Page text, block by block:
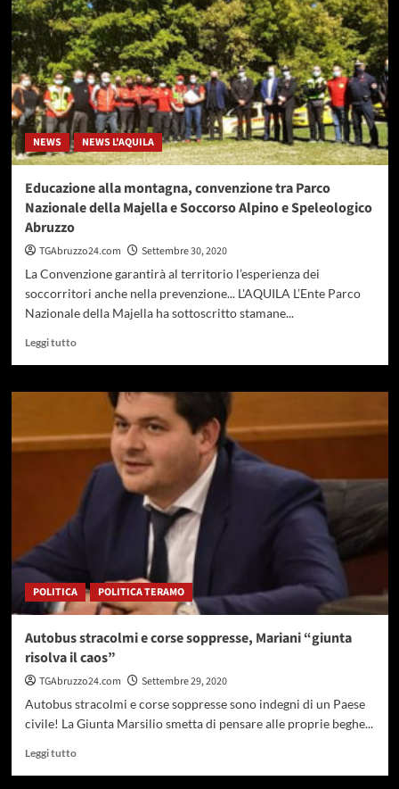
D’Annunzio
ad
Atri
NEWS NEWS L'AQUILA
Educazione alla montagna, convenzione tra Parco
Nazionale della Majella e Soccorso Alpino e Speleologico
Abruzzo
TGAbruzzo24.com
Settembre 30, 2020
La Convenzione garantirà al territorio l’esperienza dei
soccorritori anche nella prevenzione... L'AQUILA L’Ente Parco
Nazionale della Majella ha sottoscritto stamane...
Leggi tuttoLeggi
su
Educazione
montagna,
convenzione
tra
Parco
Nazionale
Soccorso
Alpino
e
Abruzzo
POLITICA POLITICA TERAMO
Autobus stracolmi e corse soppresse, Mariani “giunta
risolva il caos”
TGAbruzzo24.com
Settembre 29, 2020
Autobus stracolmi e corse soppresse sono indegni di un Paese
civile! La Giunta Marsilio smetta di pensare alle proprie beghe...
Leggi tuttoLeggi